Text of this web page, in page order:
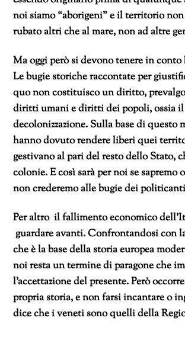
noi siamo “aborigeni” e il territorio
rubato altri che al mare, non ad altre
Ma oggi però si devono tenere in
Le bugie storiche raccontate per
quo non costituisco un diritto,
diritti umani e diritti dei popoli, ossia
decolonizzazione. Sulla base di questo
hanno dovuto rendere liberi quei
gestivano al pari del resto dello Stato,
colonie. E così sarà per noi se sapremo
non crederemo alle bugie dei
Per altro il fallimento economico
guardare avanti. Confrontandosi con
che è la base della storia europea
noi resta un termine di paragone che
l’accettazione del presente. Però
propria storia, e non farsi incantare o
dice che i veneti sono quelli della